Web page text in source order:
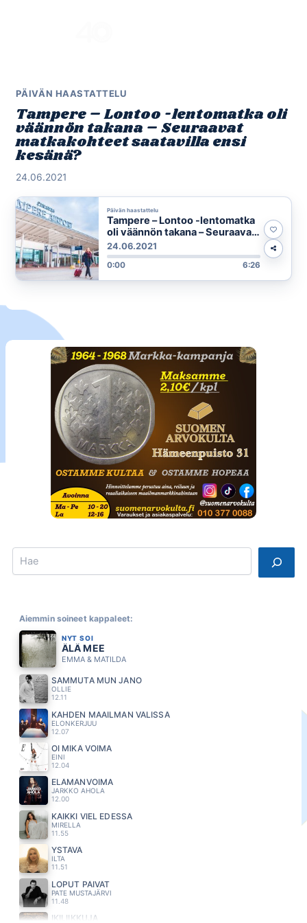
PÄIVÄN HAASTATTELU
Tampere – Lontoo -lentomatka oli
väännön takana – Seuraavat
matkakohteet saatavilla ensi
kesänä?
24.06.2021
Päivän haastattelu
Tampere – Lontoo -lentomatka
oli väännön takana – Seuraavat
matkakohteet saatavilla ensi
kesänä?
24.06.2021
0:00 6:26
Search
Aiemmin soineet kappaleet:
NYT SOI
ÄLÄ MEE
EMMA & MATILDA
SAMMUTA MUN JANO
OLLIE
12.11
KAHDEN MAAILMAN VÄLISSÄ
ELONKERJUU
12.07
OI MIKÄ VOIMA
EINI
12.04
ELÄMÄNVOIMA
JARKKO AHOLA
12.00
KAIKKI VIEL EDESSÄ
MIRELLA
11.55
YSTÄVÄ
ILTA
11.51
LOPUT PÄIVÄT
PATE MUSTAJÄRVI
11.48
IKILIIKKUJA